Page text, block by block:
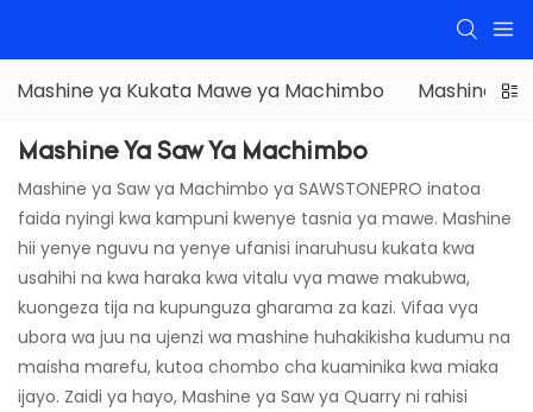
Mashine ya Kukata Mawe ya Machimbo Mashine ya
Mashine Ya Saw Ya Machimbo
Mashine ya Saw ya Machimbo ya SAWSTONEPRO inatoa
faida nyingi kwa kampuni kwenye tasnia ya mawe. Mashine
hii yenye nguvu na yenye ufanisi inaruhusu kukata kwa
usahihi na kwa haraka kwa vitalu vya mawe makubwa,
kuongeza tija na kupunguza gharama za kazi. Vifaa vya
ubora wa juu na ujenzi wa mashine huhakikisha kudumu na
maisha marefu, kutoa chombo cha kuaminika kwa miaka
ijayo. Zaidi ya hayo, Mashine ya Saw ya Quarry ni rahisi